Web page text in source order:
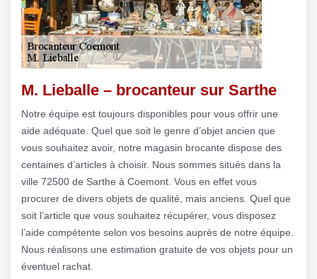
M. Lieballe – brocanteur sur Sarthe
Notre équipe est toujours disponibles pour vous offrir une
aide adéquate. Quel que soit le genre d’objet ancien que
vous souhaitez avoir, notre magasin brocante dispose des
centaines d’articles à choisir. Nous sommes situés dans la
ville 72500 de Sarthe à Coemont. Vous en effet vous
procurer de divers objets de qualité, mais anciens. Quel que
soit l’article que vous souhaitez récupérer, vous disposez
l’aide compétente selon vos besoins auprès de notre équipe.
Nous réalisons une estimation gratuite de vos objets pour un
éventuel rachat.